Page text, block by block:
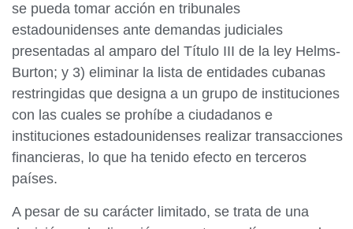
se pueda tomar acción en tribunales
estadounidenses ante demandas judiciales
presentadas al amparo del Título III de la ley Helms-
Burton; y 3) eliminar la lista de entidades cubanas
restringidas que designa a un grupo de instituciones
con las cuales se prohíbe a ciudadanos e
instituciones estadounidenses realizar transacciones
financieras, lo que ha tenido efecto en terceros
países.
A pesar de su carácter limitado, se trata de una